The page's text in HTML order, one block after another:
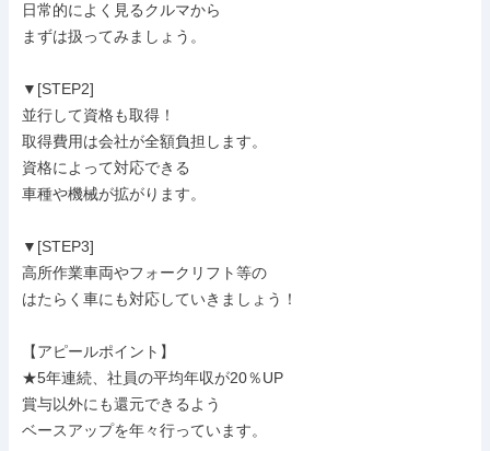
日常的によく見るクルマから
まずは扱ってみましょう。
▼[STEP2]
並行して資格も取得！
取得費用は会社が全額負担します。
資格によって対応できる
車種や機械が拡がります。
▼[STEP3]
高所作業車両やフォークリフト等の
はたらく車にも対応していきましょう！
【アピールポイント】
★5年連続、社員の平均年収が20％UP
賞与以外にも還元できるよう
ベースアップを年々行っています。